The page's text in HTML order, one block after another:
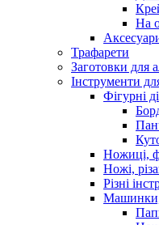
На
Трафарети
Заготовки для
Інструменти
Фігурні
Ножиці,
Ножі,
Різні